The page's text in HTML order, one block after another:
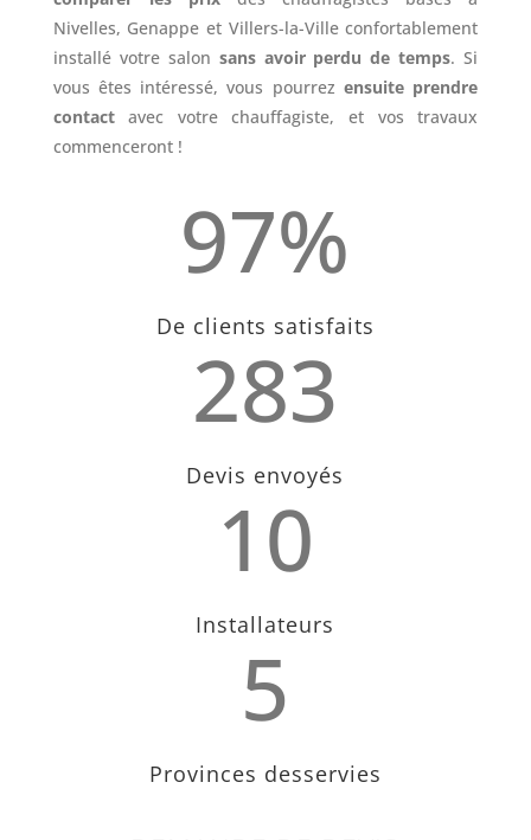
Nivelles, Genappe et Villers-la-Ville confortablement
installé votre salon sans avoir perdu de temps. Si
vous êtes intéressé, vous pourrez ensuite prendre
contactavec votre chauffagiste, et vos travaux
commenceront !
97%
De clients satisfaits
283
Devis envoyés
10
Installateurs
5
Provinces desservies